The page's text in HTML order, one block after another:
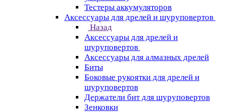
Тестеры аккумуляторов
Аксессуары для дрелей и шуруповертов
Назад
Аксессуары для дрелей и
шуруповертов
Аксессуары для алмазных дрелей
Биты
Боковые рукоятки для дрелей и
шуруповертов
Держатели бит для шуруповертов
Зенковки